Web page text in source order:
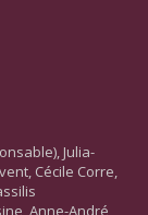
Julia-
Cécile Corre,
Anne-André